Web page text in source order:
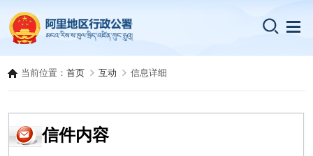
当前位置：首页 互动 信息详细
信件内容